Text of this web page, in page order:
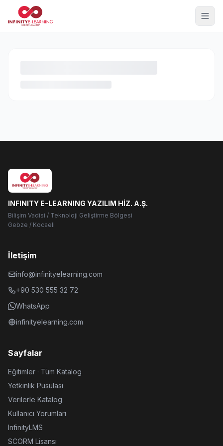
INFINITY E-LEARNING YAZILIM HİZ. A.Ş.
Bilişim Vadisi / Teknoloji Geliştirme Bölgesi
Gebze / Kocaeli
İletişim
info@infinityelearning.com
+90 530 555 32 72
WhatsApp
infinityelearning.com
Sayfalar
Eğitimler · Tüm Katalog
Yetkinlik Pusulası
Verilerle Katalog
Kullanıcı Yorumları
InfinityLMS
SCORM Lisansı